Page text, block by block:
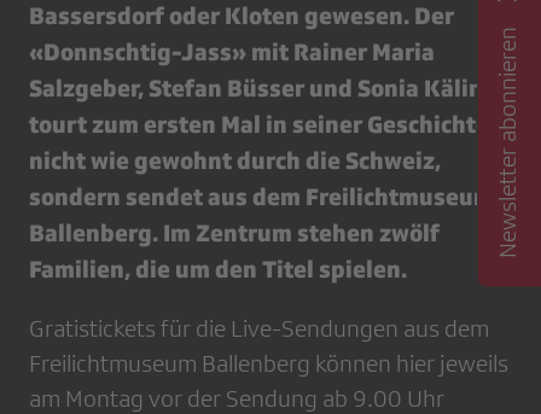
Bassersdorf oder Kloten gewesen. Der
«Donnschtig-Jass» mit Rainer Maria
Salzgeber, Stefan Büsser und Sonia Kälin
tourt zum ersten Mal in seiner Geschichte
nicht wie gewohnt durch die Schweiz,
sondern sendet aus dem Freilichtmuseum
Ballenberg. Im Zentrum stehen zwölf
Familien, die um den Titel spielen.
Gratistickets für die Live-Sendungen aus dem
Freilichtmuseum Ballenberg können hier jeweils
am Montag vor der Sendung ab 9.00 Uhr
Newsletter abonnieren